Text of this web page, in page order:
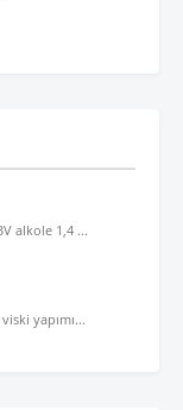
alkole 1,4 ...
yapımı...